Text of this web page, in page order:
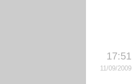
17:51
11/09/2009